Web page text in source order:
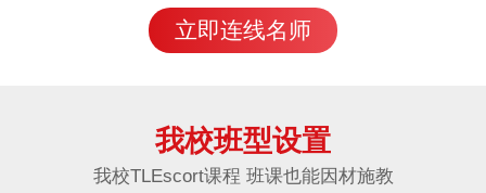
立即连线名师
我校班型设置
我校TLEscort课程 班课也能因材施教